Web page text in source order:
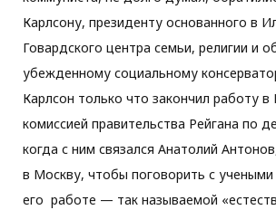
Карлсону, президенту основанного в
Говардского центра семьи, религии и
убежденному социальному
Карлсон только что закончил работу
комиссией правительства Рейгана по
когда с ним связался Анатолий
в Москву, чтобы поговорить с
его работе — так называемой